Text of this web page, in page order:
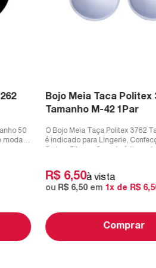
50
moda
Bojo Meia Taca Politex
Tamanho M-42 1Par
O Bojo Meia Taça Politex 3762
é indicado para Lingerie,
R$ 6,50à vista
ou R$ 6,50em 1x de R$ 6,
Comprar